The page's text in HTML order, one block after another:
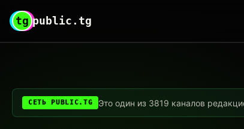
tg public.tg
СЕТЬ PUBLIC.TG Это один из 3819 каналов